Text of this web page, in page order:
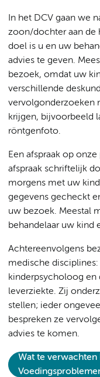
In het DCV gaan we
zoon/dochter aan de
doel is u en uw
advies te geven.
bezoek, omdat uw
verschillende
vervolgonderzoeken
krijgen, bijvoorbeeld
röntgenfoto.
Een afspraak op
afspraak schriftelijk
morgens met uw
gegevens gecheckt
uw bezoek. Meestal
behandelaar uw kind
Achtereenvolgens
medische
kinderpsycholoog en
leverziekte. Zij
stellen; ieder
bespreken ze
advies te komen.
Wat te